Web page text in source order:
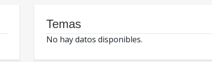
Temas
No hay datos disponibles.